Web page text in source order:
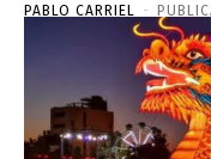
PABLO CARRIEL -